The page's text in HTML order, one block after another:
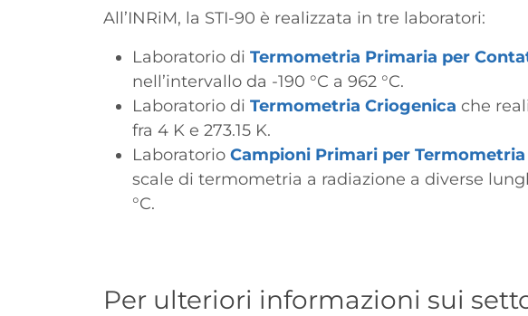
All’INRiM, la STI-90 è realizzata in tre laboratori:
Laboratorio di Termometria Primaria per
nell’intervallo da -190 °C a 962 °C.
Laboratorio di Termometria Criogenica che
fra 4 K e 273.15 K.
Laboratorio Campioni Primari per Termometria
scale di termometria a radiazione a diverse
°C.
Paragrafo
Titolo
Per ulteriori informazioni sui